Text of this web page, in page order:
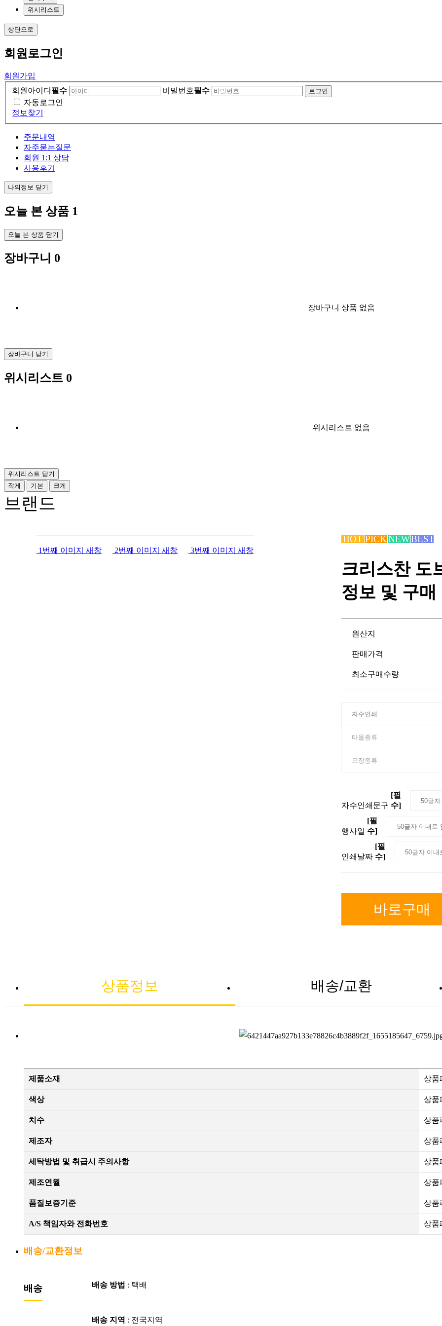
위시리스트
상단으로
회원 로그인
회원가입
회원아이디 필수 비밀번호필수
자동로그인
정보찾기
주문내역
자주묻는질문
회원 1:1 상담
사용후기
나의정보 닫기
오늘 본 상품 1
오늘 본 상품 닫기
장바구니 0
장바구니 상품 없음
장바구니 닫기
위시리스트 0
위시리스트 없음
위시리스트 닫기
작게
기본 크게
브랜드
1번째 이미지 새창 2번째 이미지 새창 3번째 이미지 새창
크리스찬 도
정보 및 구매
원산지
판매가격
최소구매수량
자수인쇄문구
[필
수]
행사일
[필
수]
인쇄날짜
[필
수]
바로구매
상품정보 배송/교환
제품소재 상품
색상 상품
치수 상품
제조자 상품
세탁방법 및 취급시 주의사항 상품
제조연월 상품
품질보증기준 상품
A/S 책임자와 전화번호 상품
배송/교환정보
배송 배송 방법 : 택배
배송 지역 : 전국지역